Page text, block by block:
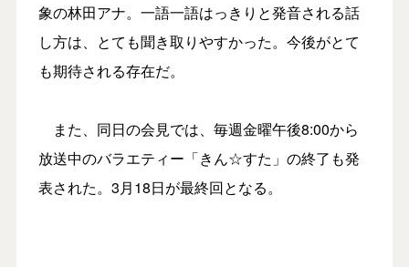
象の林田アナ。一語一語はっきりと発音される話
し方は、とても聞き取りやすかった。今後がとて
も期待される存在だ。
また、同日の会見では、毎週金曜午後8:00から
放送中のバラエティー「きん☆すた」の終了も発
表された。3月18日が最終回となる。